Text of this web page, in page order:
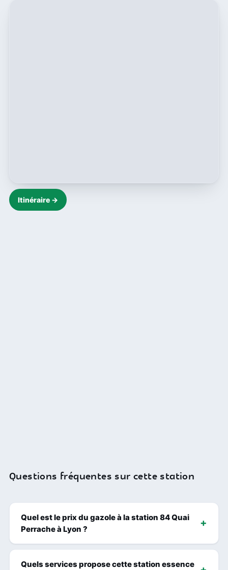
Itinéraire →
Questions fréquentes sur cette station
Quel est le prix du gazole à la station 84 Quai
Perrache à Lyon ?
Quels services propose cette station essence